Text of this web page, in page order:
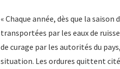
« Chaque année, dès que la
transportées par les eaux de
de curage par les autorités du
situation. Les ordures quittent